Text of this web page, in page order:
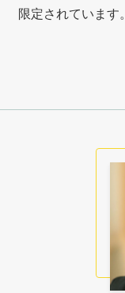
限定されています。